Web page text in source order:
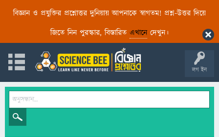
বিজ্ঞান ও প্রযুক্তির প্রশ্নোত্তর দুনিয়ায় আপনাকে স্বাগতম! প্রশ্ন-উত্তর দিয়ে
জিতে নিন পুরস্কার, বিস্তারিত এখানেদেখুন।
লগ ইন